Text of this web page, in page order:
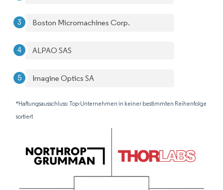
Boston Micromachines Corp.
ALPAO SAS
Imagine Optics SA
*Haftungsausschluss: Top-Unternehmen in keiner bestimmten Reihenfolge
sortiert